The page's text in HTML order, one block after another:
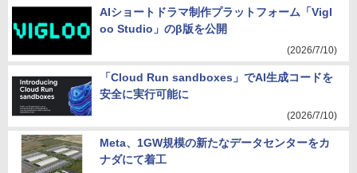
AIショートドラマ制作プラットフォーム「Vigl
oo Studio」のβ版を公開
(2026/7/10)
「Cloud Run sandboxes」でAI生成コードを
安全に実行可能に
(2026/7/10)
Meta、1GW規模の新たなデータセンターをカ
ナダにて着工